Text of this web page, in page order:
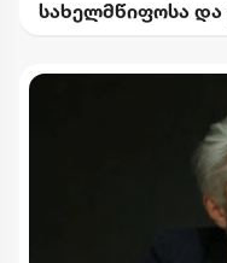
სახელმწიფოსა და